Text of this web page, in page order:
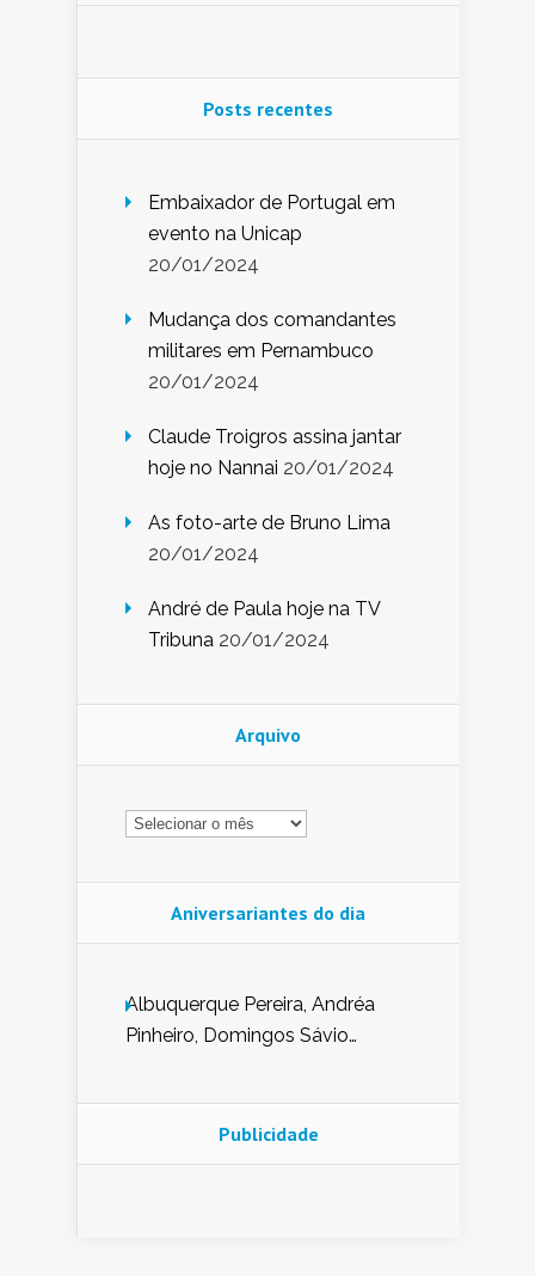
Posts recentes
Embaixador de Portugal em
evento na Unicap
20/01/2024
Mudança dos comandantes
militares em Pernambuco
20/01/2024
Claude Troigros assina jantar
hoje no Nannai 20/01/2024
As foto-arte de Bruno Lima
20/01/2024
André de Paula hoje na TV
Tribuna 20/01/2024
Arquivo
Arquivo
Aniversariantes do dia
Albuquerque Pereira, Andréa
Pinheiro, Domingos Sávio
Nunes de Sena, Fátima Peixoto,
Glória Pereira, Kátia Mesel,
Publicidade